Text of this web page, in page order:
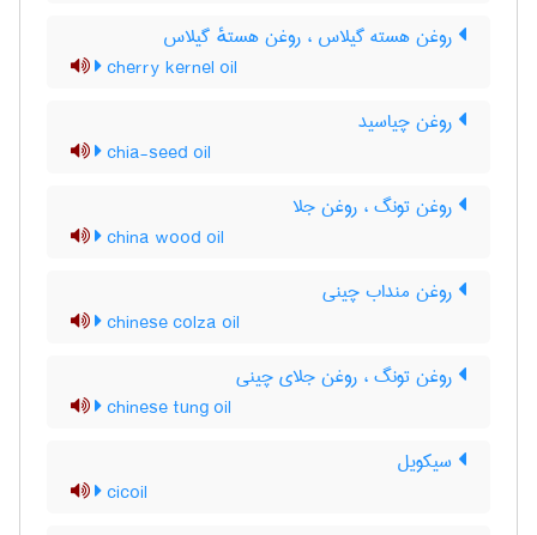
روغن هسته گیلاس ، روغن هستهٔ گیلاس
cherry kernel oil
روغن چیاسید
chia-seed oil
روغن تونگ ، روغن جلا
china wood oil
روغن منداب چینی
chinese colza oil
روغن تونگ ، روغن جلای چینی
chinese tung oil
سیکویل
cicoil